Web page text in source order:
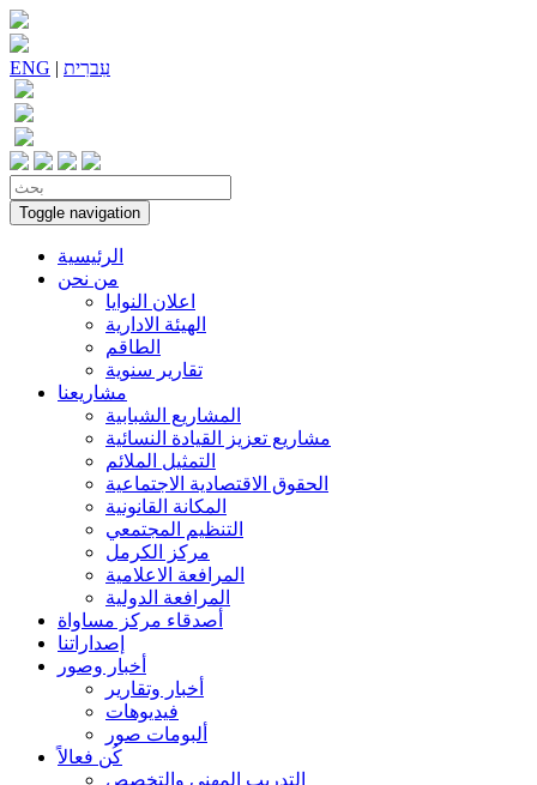
ENG | עִברִית
Toggle navigation
الرئيسية
من نحن
اعلان النوايا
الهيئة الادارية
الطاقم
تقارير سنوية
مشاريعنا
المشاريع الشبابية
مشاريع تعزيز القيادة النسائية
التمثيل الملائم
الحقوق الاقتصادية الاجتماعية
المكانة القانونية
التنظيم المجتمعي
مركز الكرمل
المرافعة الاعلامية
المرافعة الدولية
أصدقاء مركز مساواة
إصداراتنا
أخبار وصور
أخبار وتقارير
فيديوهات
ألبومات صور
كُن فعالاً
التدريب المهني والتخصص